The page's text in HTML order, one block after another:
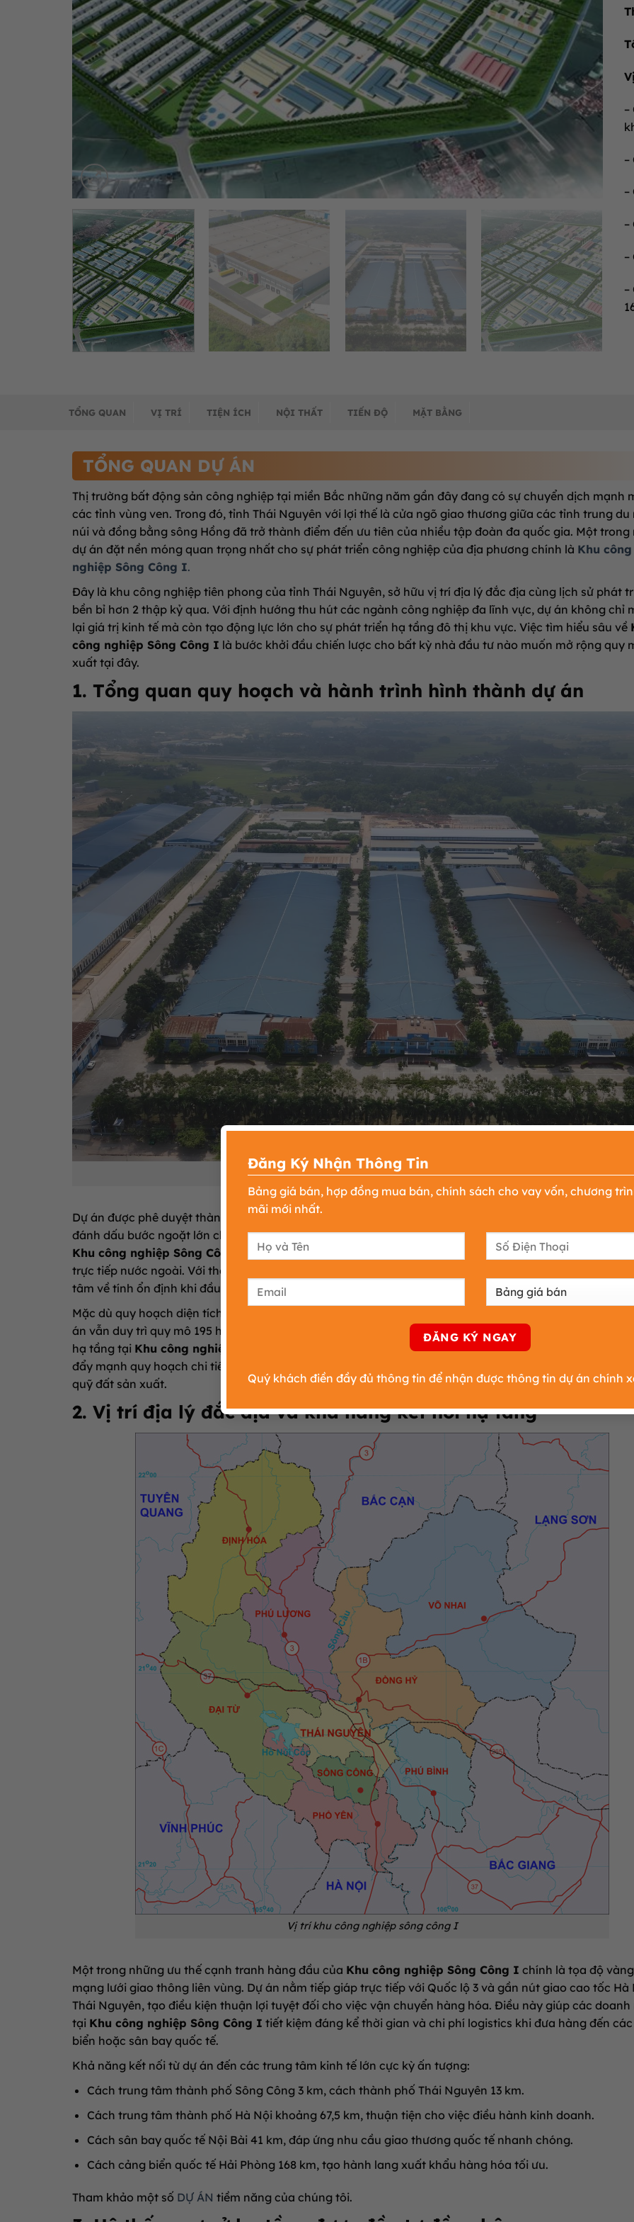
Đăng Ký Nhận Thông Tin
Bảng giá bán, hợp đồng mua bán, chính sách cho vay vốn, chương
mãi mới nhất.
Quý khách điền đầy đủ thông tin để nhận được thông tin dự án chính
–
–
–
–
–
–
TỔNG QUAN VỊ TRÍ TIỆN ÍCH NỘI THẤT TIẾN ĐỘ MẶT BẰNG
TỔNG QUAN DỰ ÁN
Thị trường bất động sản công nghiệp tại miền Bắc những năm gần đây đang có sự chuyển dịch mạnh
các tỉnh vùng ven. Trong đó, tỉnh Thái Nguyên với lợi thế là cửa ngõ giao thương giữa các tỉnh trung du
núi và đồng bằng sông Hồng đã trở thành điểm đến ưu tiên của nhiều tập đoàn đa quốc gia. Một trong
dự án đặt nền móng quan trọng nhất cho sự phát triển công nghiệp của địa phương chính là Khu công
nghiệp Sông Công I.
Đây là khu công nghiệp tiên phong của tỉnh Thái Nguyên, sở hữu vị trí địa lý đắc địa cùng lịch sử phát
bền bỉ hơn 2 thập kỷ qua. Với định hướng thu hút các ngành công nghiệp đa lĩnh vực, dự án không chỉ
lại giá trị kinh tế mà còn tạo động lực lớn cho sự phát triển hạ tầng đô thị khu vực. Việc tìm hiểu sâu về
công nghiệp Sông Công I là bước khởi đầu chiến lược cho bất kỳ nhà đầu tư nào muốn mở rộng quy
xuất tại đây.
1. Tổng quan quy hoạch và hành trình hình thành dự án
Hiện trạng Khu công nghiệp sông công I
Dự án được phê duyệt thành lập từ năm 1999 theo Quyết định số 181/1999/QĐ-TTg của Thủ tướng Chính
đánh dấu bước ngoặt lớn cho công nghiệp hóa tại Thái Nguyên. Trải qua hơn 22 năm hình thành và
Khu công nghiệp Sông Công I
đã khẳng định được vai trò quan trọng trong việc thu hút dòng vốn đầu
trực tiếp nước ngoài. Với thời hạn hoạt động kéo dài đến năm 2049, các doanh nghiệp có thể hoàn toàn
tâm về tính ổn định khi đầu tư dài hạn tại đây.
Mặc dù quy hoạch diện tích ban đầu có những điều chỉnh để phù hợp với tình hình thực tế, nhưng hiện
án vẫn duy trì quy mô 195 ha. Sự điều chỉnh này giúp việc bồi thường giải phóng mặt bằng và xây dựng
hạ tầng tại Khu công nghiệp Sông Công I
trở nên khả thi và hiệu quả hơn. Hiện tại, tỉnh Thái Nguyên
đẩy mạnh quy hoạch chi tiết với hai phân khu là Khu A (4,9 ha) và Khu B (114,9 ha) để tối ưu hóa việc
quỹ đất sản xuất.
2. Vị trí địa lý đắc địa và khả năng kết nối hạ tầng
Vị trí khu công nghiệp sông công I
Một trong những ưu thế cạnh tranh hàng đầu của Khu công nghiệp Sông Công I chính là tọa độ
mạng lưới giao thông liên vùng. Dự án nằm tiếp giáp trực tiếp với Quốc lộ 3 và gần nút giao cao tốc Hà
Thái Nguyên, tạo điều kiện thuận lợi tuyệt đối cho việc vận chuyển hàng hóa. Điều này giúp các doanh
tại Khu công nghiệp Sông Công I tiết kiệm đáng kể thời gian và chi phí logistics khi đưa hàng đến
biển hoặc sân bay quốc tế.
Khả năng kết nối từ dự án đến các trung tâm kinh tế lớn cực kỳ ấn tượng:
Cách trung tâm thành phố Sông Công 3 km, cách thành phố Thái Nguyên 13 km.
Cách trung tâm thành phố Hà Nội khoảng 67,5 km, thuận tiện cho việc điều hành kinh doanh.
Cách sân bay quốc tế Nội Bài 41 km, đáp ứng nhu cầu giao thương quốc tế nhanh chóng.
Cách cảng biển quốc tế Hải Phòng 168 km, tạo hành lang xuất khẩu hàng hóa tối ưu.
Tham khảo một số DỰ ÁN tiềm năng của chúng tôi.